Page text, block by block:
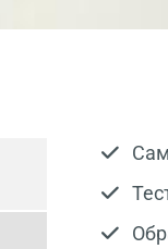


